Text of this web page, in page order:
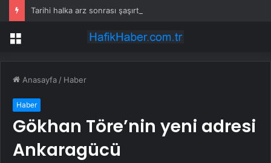
Menü
Anasayfa / Haber
Haber
Gökhan Töre’nin yeni adresi
Ankaragücü